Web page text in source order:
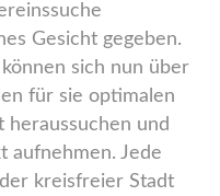
Gesicht gegeben.
sich nun über
für sie optimalen
und
aufnehmen. Jede
kreisfreier Stadt